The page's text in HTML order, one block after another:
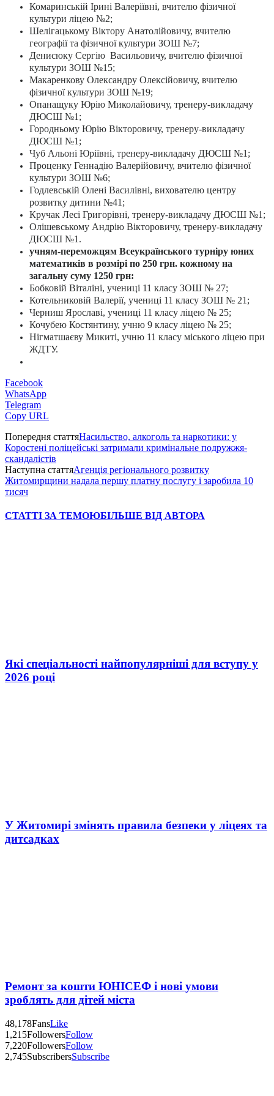
Комаринській Ірині Валеріївні, вчителю фізичної
культури ліцею №2;
Шелігацькому Віктору Анатолійовичу, вчителю
географії та фізичної культури ЗОШ №7;
Денисюку Сергію Васильовичу, вчителю фізичної
культури ЗОШ №15;
Макаренкову Олександру Олексійовичу, вчителю
фізичної культури ЗОШ №19;
Опанащуку Юрію Миколайовичу, тренеру-викладачу
ДЮСШ №1;
Городньому Юрію Вікторовичу, тренеру-викладачу
ДЮСШ №1;
Чуб Альоні Юріївні, тренеру-викладачу ДЮСШ №1;
Проценку Геннадію Валерійовичу, вчителю фізичної
культури ЗОШ №6;
Годлевській Олені Василівні, вихователю центру
розвитку дитини №41;
Кручак Лесі Григорівні, тренеру-викладачу ДЮСШ №1;
Олішевському Андрію Вікторовичу, тренеру-викладачу
ДЮСШ №1.
учням-переможцям Всеукраїнського турніру юних
математиків в розмірі по 250 грн. кожному на
загальну суму 1250 грн:
Бобковій Віталіні, учениці 11 класу ЗОШ № 27;
Котельниковій Валерії, учениці 11 класу ЗОШ № 21;
Черниш Ярославі, учениці 11 класу ліцею № 25;
Кочубею Костянтину, учню 9 класу ліцею № 25;
Нігматшаєву Микиті, учню 11 класу міського ліцею при
ЖДТУ.
Facebook
WhatsApp
Telegram
Copy URL
Попередня статтяНасильство, алкоголь та наркотики: у
Коростені поліцейські затримали кримінальне подружжя-
скандалістів
Наступна статтяАгенція регіонального розвитку
Житомирщини надала першу платну послугу і заробила 10
тисяч
СТАТТІ ЗА ТЕМОЮБІЛЬШЕ ВІД АВТОРА
Які спеціальності найпопулярніші для вступу у
2026 році
У Житомирі змінять правила безпеки у ліцеях та
дитсадках
Ремонт за кошти ЮНІСЕФ і нові умови
зроблять для дітей міста
48,178FansLike
1,215FollowersFollow
7,220FollowersFollow
2,745SubscribersSubscribe